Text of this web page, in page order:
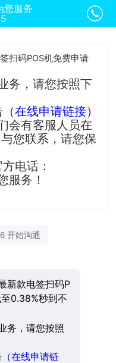
您服务
扫码POS机免费申请
务，请您按照下
（在线申请链接）
会有客服人员在
您联系，请您保
电话：
服务！
开始沟通
新款电签扫码P
0.38%秒到不
务，请您按照
（在线申请链